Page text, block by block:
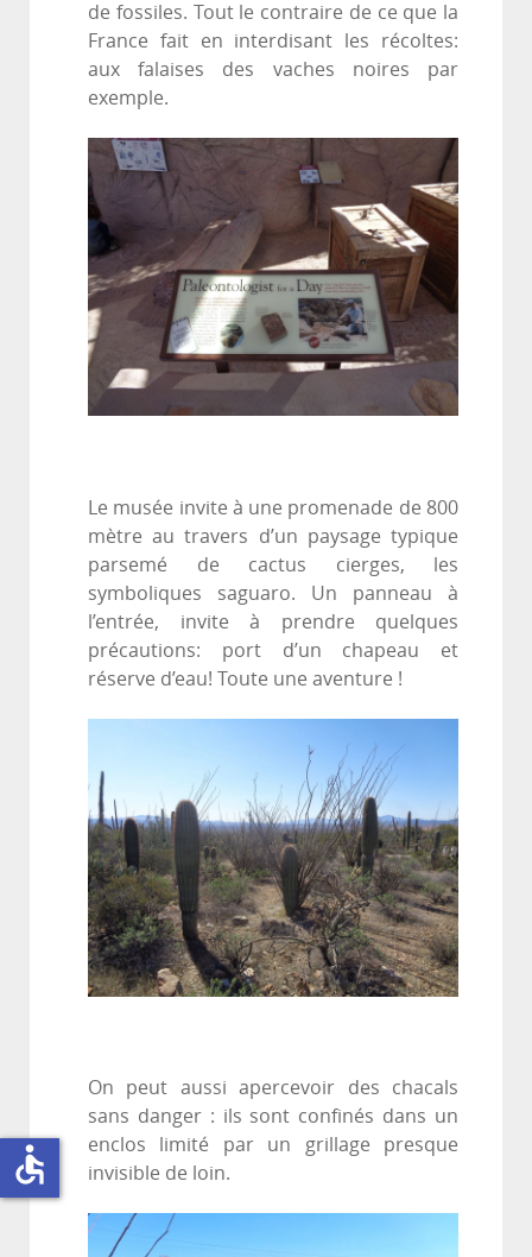
de fossiles. Tout le contraire de ce que la
France fait en interdisant les récoltes:
aux falaises des vaches noires par
exemple.
Le musée invite à une promenade de 800
mètre au travers d’un paysage typique
parsemé de cactus cierges, les
symboliques saguaro. Un panneau à
l’entrée, invite à prendre quelques
précautions: port d’un chapeau et
réserve d’eau! Toute une aventure !
On peut aussi apercevoir des chacals
sans danger : ils sont confinés dans un
enclos limité par un grillage presque
invisible de loin.
accessible